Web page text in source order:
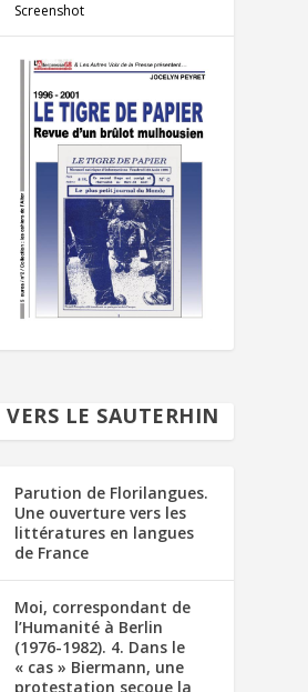
Screenshot
VERS LE SAUTERHIN
Parution de Florilangues.
Une ouverture vers les
littératures en langues
de France
Moi, correspondant de
l’Humanité à Berlin
(1976-1982). 4. Dans le
« cas » Biermann, une
protestation secoue la